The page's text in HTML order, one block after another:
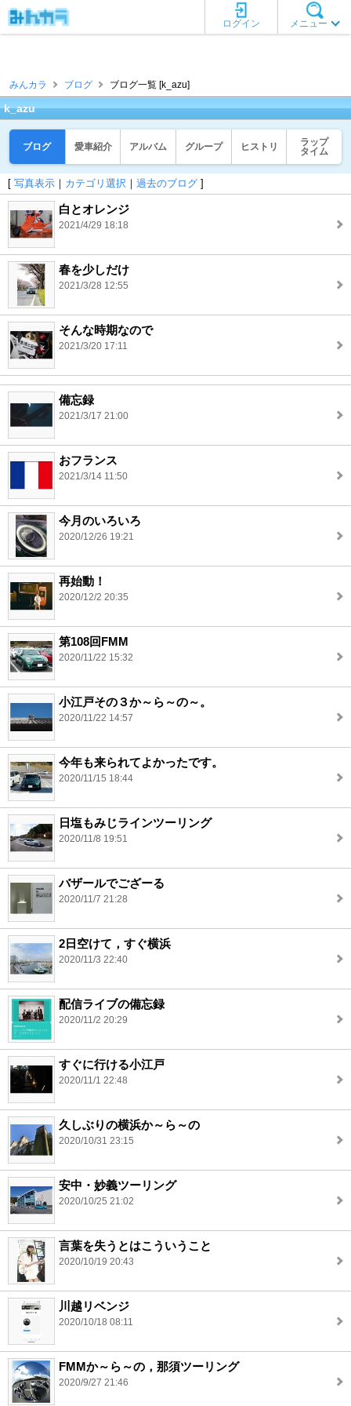
メニュー
ログイン
みんカラ ブログ ブログ一覧 [k_azu]
k_azu
ブログ 愛車紹介 アルバム グループ ヒストリ
ラップ
タイム
[ 写真表示 ｜ カテゴリ選択 ｜ 過去のブログ ]
白とオレンジ
2021/4/29 18:18
春を少しだけ
2021/3/28 12:55
そんな時期なので
2021/3/20 17:11
備忘録
2021/3/17 21:00
おフランス
2021/3/14 11:50
今月のいろいろ
2020/12/26 19:21
再始動！
2020/12/2 20:35
第108回FMM
2020/11/22 15:32
小江戸その３か～ら～の～。
2020/11/22 14:57
今年も来られてよかったです。
2020/11/15 18:44
日塩もみじラインツーリング
2020/11/8 19:51
バザールでござーる
2020/11/7 21:28
2日空けて，すぐ横浜
2020/11/3 22:40
配信ライブの備忘録
2020/11/2 20:29
すぐに行ける小江戸
2020/11/1 22:48
久しぶりの横浜か～ら～の
2020/10/31 23:15
安中・妙義ツーリング
2020/10/25 21:02
言葉を失うとはこういうこと
2020/10/19 20:43
川越リベンジ
2020/10/18 08:11
FMMか～ら～の，那須ツーリング
2020/9/27 21:46